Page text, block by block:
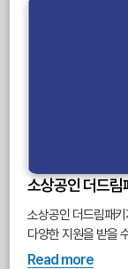
소상공인 더드림
소상공인 더드림패
다양한 지원을 받을
Read more